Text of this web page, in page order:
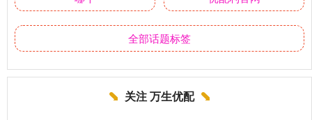
全部话题标签
关注 万生优配